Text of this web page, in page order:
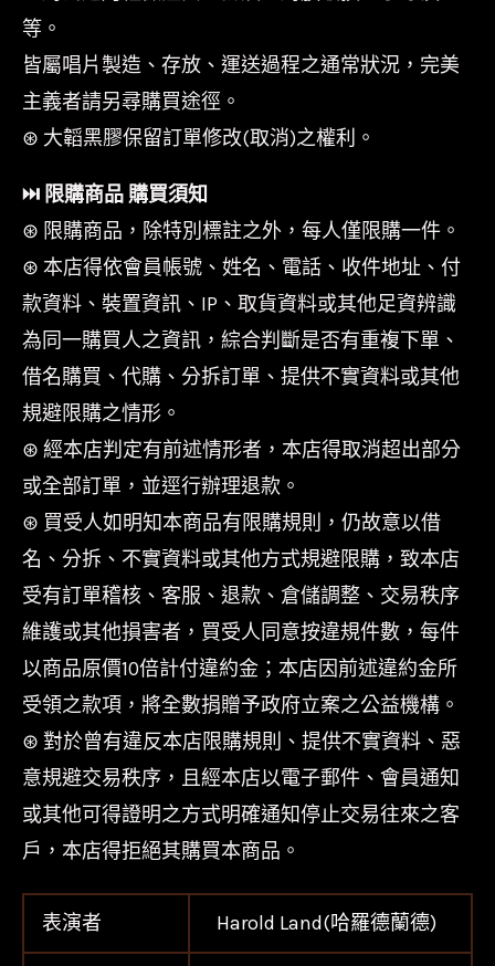
等。
皆屬唱片製造、存放、運送過程之通常狀況，完美
主義者請另尋購買途徑。
⊛ 大韜黑膠保留訂單修改(取消)之權利。
⏭︎ 限購商品 購買須知
⊛ 限購商品，除特別標註之外，每人僅限購一件。
⊛ 本店得依會員帳號、姓名、電話、收件地址、付
款資料、裝置資訊、IP、取貨資料或其他足資辨識
為同一購買人之資訊，綜合判斷是否有重複下單、
借名購買、代購、分拆訂單、提供不實資料或其他
規避限購之情形。
⊛ 經本店判定有前述情形者，本店得取消超出部分
或全部訂單，並逕行辦理退款。
⊛ 買受人如明知本商品有限購規則，仍故意以借
名、分拆、不實資料或其他方式規避限購，致本店
受有訂單稽核、客服、退款、倉儲調整、交易秩序
維護或其他損害者，買受人同意按違規件數，每件
以商品原價10倍計付違約金；本店因前述違約金所
受領之款項，將全數捐贈予政府立案之公益機構。
⊛ 對於曾有違反本店限購規則、提供不實資料、惡
意規避交易秩序，且經本店以電子郵件、會員通知
或其他可得證明之方式明確通知停止交易往來之客
戶，本店得拒絕其購買本商品。
表演者 Harold Land(哈羅德蘭德)